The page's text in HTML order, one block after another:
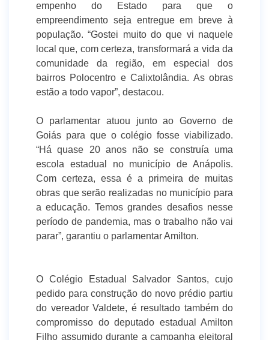
empenho do Estado para que o
empreendimento seja entregue em breve à
população. “Gostei muito do que vi naquele
local que, com certeza, transformará a vida da
comunidade da região, em especial dos
bairros Polocentro e Calixtolândia. As obras
estão a todo vapor”, destacou.
O parlamentar atuou junto ao Governo de
Goiás para que o colégio fosse viabilizado.
“Há quase 20 anos não se construía uma
escola estadual no município de Anápolis.
Com certeza, essa é a primeira de muitas
obras que serão realizadas no município para
a educação. Temos grandes desafios nesse
período de pandemia, mas o trabalho não vai
parar”, garantiu o parlamentar Amilton.
O Colégio Estadual Salvador Santos, cujo
pedido para construção do novo prédio partiu
do vereador Valdete, é resultado também do
compromisso do deputado estadual Amilton
Filho assumido durante a campanha eleitoral